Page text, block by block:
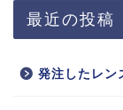
最近の投稿
発注したレ